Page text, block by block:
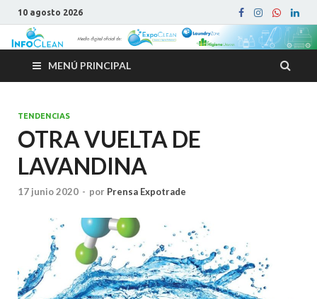
10 agosto 2026
MENÚ PRINCIPAL
TENDENCIAS
OTRA VUELTA DE
LAVANDINA
17 junio 2020 - por Prensa Expotrade